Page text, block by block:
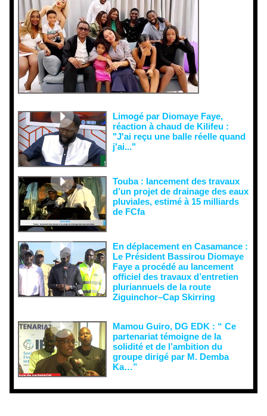
Limogé par Diomaye Faye,
réaction à chaud de Kilifeu :
"J'ai reçu une balle réelle quand
j'ai..."
Touba : lancement des travaux
d’un projet de drainage des eaux
pluviales, estimé à 15 milliards
de FCfa ‎
En déplacement en Casamance :
Le Président Bassirou Diomaye
Faye a procédé au lancement
officiel des travaux d’entretien
pluriannuels de la route
Ziguinchor–Cap Skirring
Mamou Guiro, DG EDK : “ Ce
partenariat témoigne de la
solidité et de l’ambition du
groupe dirigé par M. Demba
Ka…”